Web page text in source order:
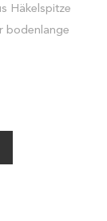
Häkelspitze
bodenlange